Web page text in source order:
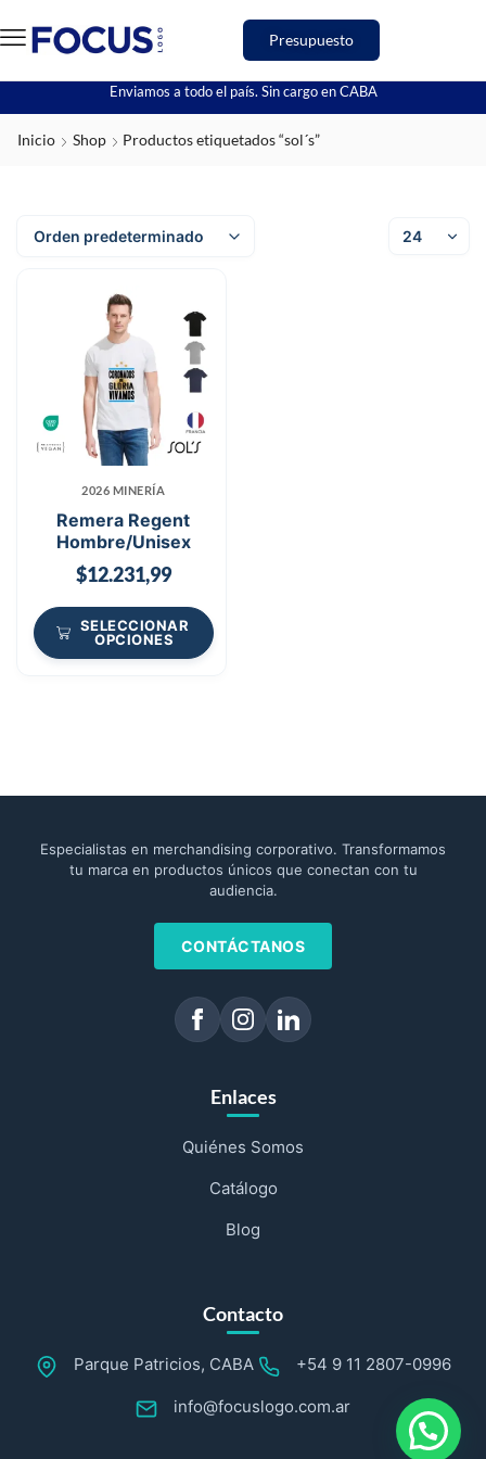
Presupuesto
Enviamos a todo el país. Sin cargo en CABA
Inicio Shop Productos etiquetados “sol´s”
2026 MINERÍA
Remera Regent
Hombre/Unisex
$12.231,99
SELECCIONAR
OPCIONES
Especialistas en merchandising corporativo. Transformamos
tu marca en productos únicos que conectan con tu
audiencia.
CONTÁCTANOS
Enlaces
Quiénes Somos
Catálogo
Blog
Contacto
Parque Patricios, CABA +54 9 11 2807-0996
info@focuslogo.com.ar